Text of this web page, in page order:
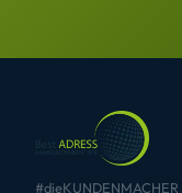
#dieKUNDENMACHER